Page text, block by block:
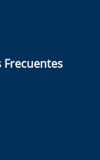
Frecuentes